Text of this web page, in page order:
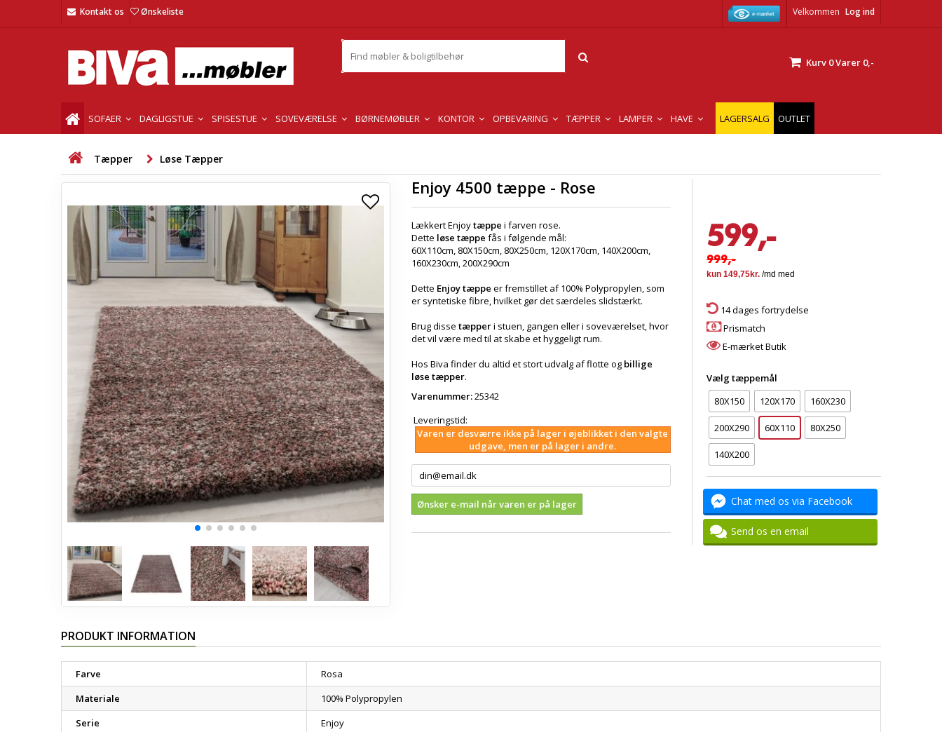
Velkommen Log ind
Kontakt os Ønskeliste
Kurv 0Varer 0,-
SOFAER DAGLIGSTUE SPISESTUE SOVEVÆRELSE BØRNEMØBLER KONTOR OPBEVARING TÆPPER LAMPER HAVE LAGERSALG OUTLET
Tæpper Løse Tæpper
Enjoy 4500 tæppe - Rose
Lækkert Enjoytæppe i farven rose.
Dette løse tæppe fås i følgende mål:
60X110cm, 80X150cm, 80X250cm, 120X170cm, 140X200cm,
160X230cm, 200X290cm
Dette Enjoy tæppe er fremstillet af 100% Polypropylen, som
er syntetiske fibre, hvilket gør det særdeles slidstærkt.
Brug disse tæpperi stuen, gangen eller i soveværelset, hvor
det vil være med til at skabe et hyggeligt rum.
Hos Biva finder du altid et stort udvalg af flotte og billige
løse tæpper.
Varenummer:25342
Leveringstid:
Varen er desværre ikke på lager i øjeblikket i den valgte
udgave, men er på lager i andre.
Ønsker e-mail når varen er på lager
599,-
999,-
14 dages fortrydelse
Prismatch
E-mærket Butik
Vælg tæppemål
80X150
120X170 160X230
200X290 60X110 80X250
140X200
Chat med os via Facebook
Send os en email
PRODUKT INFORMATION
Farve
Rosa
Materiale
100% Polypropylen
Serie
Enjoy